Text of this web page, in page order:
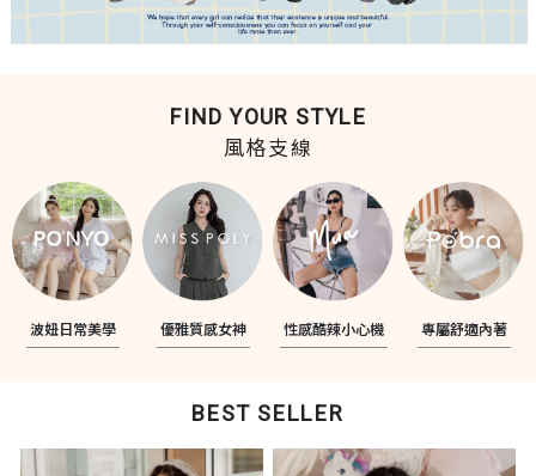
FIND YOUR STYLE
風格支線
波妞日常美學 優雅質感女神 性感酷辣小心機 專屬舒適內著
BEST SELLER